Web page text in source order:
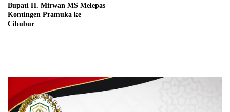
Bupati H. Mirwan MS Melepas
Kontingen Pramuka ke
Cibubur